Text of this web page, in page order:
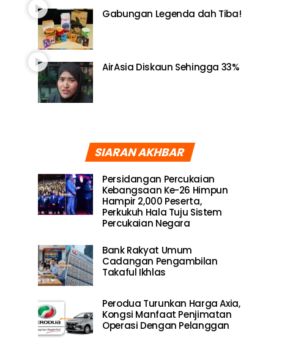
Gabungan Legenda dah Tiba!
AirAsia Diskaun Sehingga 33%
SIARAN AKHBAR
Persidangan Percukaian
Kebangsaan Ke-26 Himpun
Hampir 2,000 Peserta,
Perkukuh Hala Tuju Sistem
Percukaian Negara
Bank Rakyat Umum
Cadangan Pengambilan
Takaful Ikhlas
Perodua Turunkan Harga Axia,
Kongsi Manfaat Penjimatan
Operasi Dengan Pelanggan